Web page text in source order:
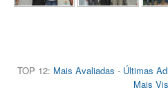
TOP 12: Mais Avaliadas - Últimas
Mais